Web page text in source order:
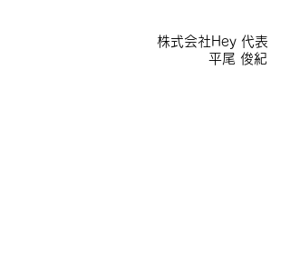
株式会社Hey 代表
​平尾 俊紀